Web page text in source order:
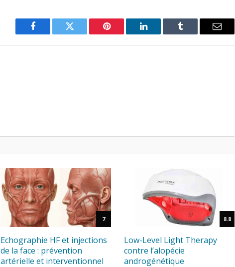
Facebook Twitter Pinterest LinkedIn Tumblr Email
7
Echographie HF et injections
de la face : prévention
artérielle et interventionnel
8.8
Low-Level Light Therapy
contre l’alopécie
androgénétique